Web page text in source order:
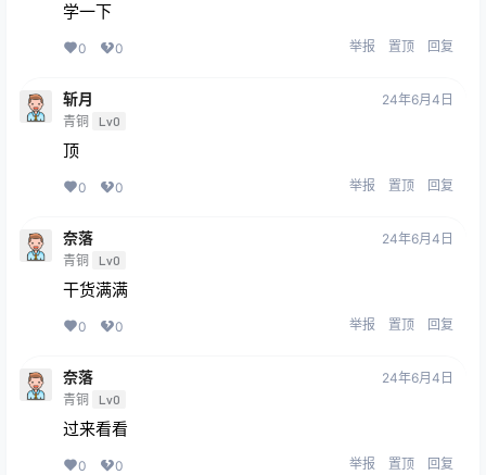
学一下
0 0 举报 置顶 回复
斩月
青铜 Lv0
24年6月4日
顶
0 0 举报 置顶 回复
奈落
青铜 Lv0
24年6月4日
干货满满
0 0 举报 置顶 回复
奈落
青铜 Lv0
24年6月4日
过来看看
0 0 举报 置顶 回复